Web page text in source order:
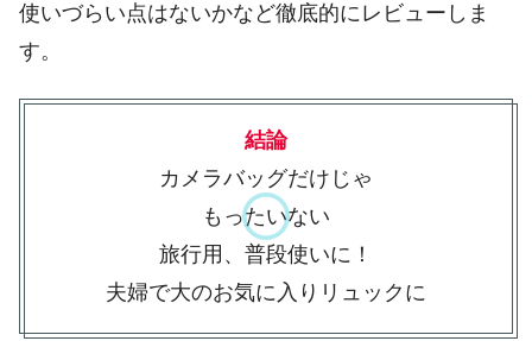
使いづらい点はないかなど徹底的にレビューしま
す。
結論
カメラバッグだけじゃ
もったいない
旅行用、普段使いに！
夫婦で大のお気に入りリュックに